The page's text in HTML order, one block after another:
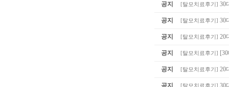
공지 [탈모치료후기 ] 30
공지 [탈모치료후기 ] 30
공지 [탈모치료후기 ] 20
공지 [탈모치료후기 ]
공지 [탈모치료후기 ] 20
공지 [탈모치료후기 ] 30